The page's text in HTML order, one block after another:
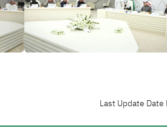
Last Update